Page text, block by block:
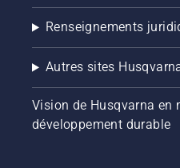
Renseignements
Autres sites
Vision de Husqvarna en
développement durable